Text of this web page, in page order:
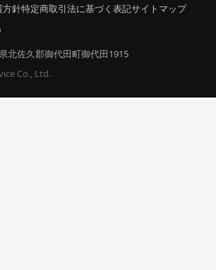
方針特定商取引法に基づく表記サイトマップ
北佐久郡御代田町御代田1915
Co., Ltd.